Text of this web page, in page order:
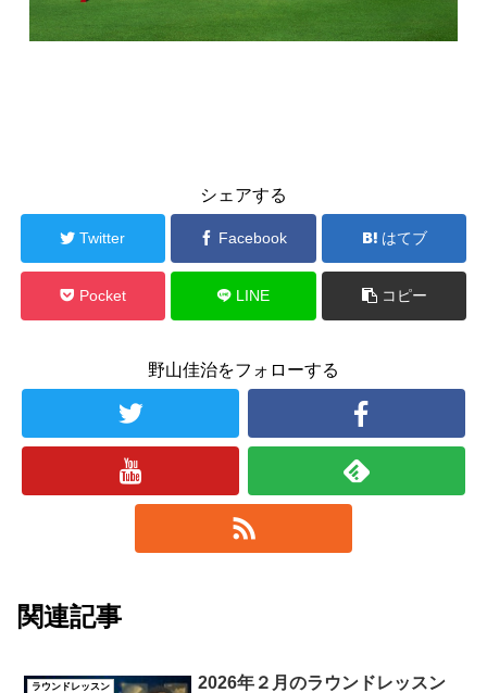
シェアする
Twitter Facebook はてブ
Pocket LINE コピー
野山佳治をフォローする
関連記事
ラウンドレッスン
2026年２月のラウンドレッスン